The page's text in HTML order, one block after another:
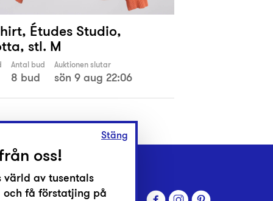
Études Studio,
stl. M
Antal bud
8 bud
Auktionen slutar
sön 9 aug 22:06
Stäng
oss!
värld av tusentals
få förstatjing på